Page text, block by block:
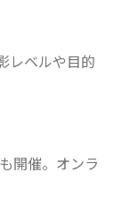
レベルや目的
開催。オンラ